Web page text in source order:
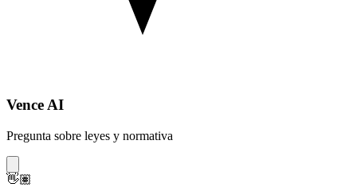
Vence AI
Pregunta sobre leyes y normativa
👋🏽